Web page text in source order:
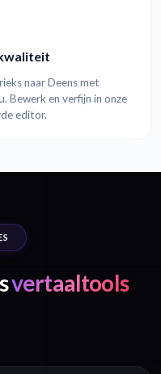
naar Deens met
Bewerk en verfijn in onze
editor.
vertaaltools